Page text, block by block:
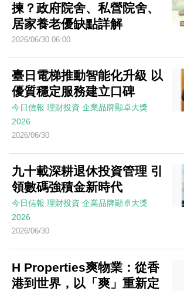
揀？政府院舍、私營院舍、
居家養老優缺點詳解
2026/06/30 06:00
臺日電梯推動智能化升級 以
優質穩定服務建立口碑
今日信報 理財投資 企業品牌顯卓大獎
2026
2026/06/30
九十載深耕退休投資管理 引
領數碼強積金新時代
今日信報 理財投資 企業品牌顯卓大獎
2026
2026/06/30
H Properties爽物業：從香
港到世界，以「爽」重新定